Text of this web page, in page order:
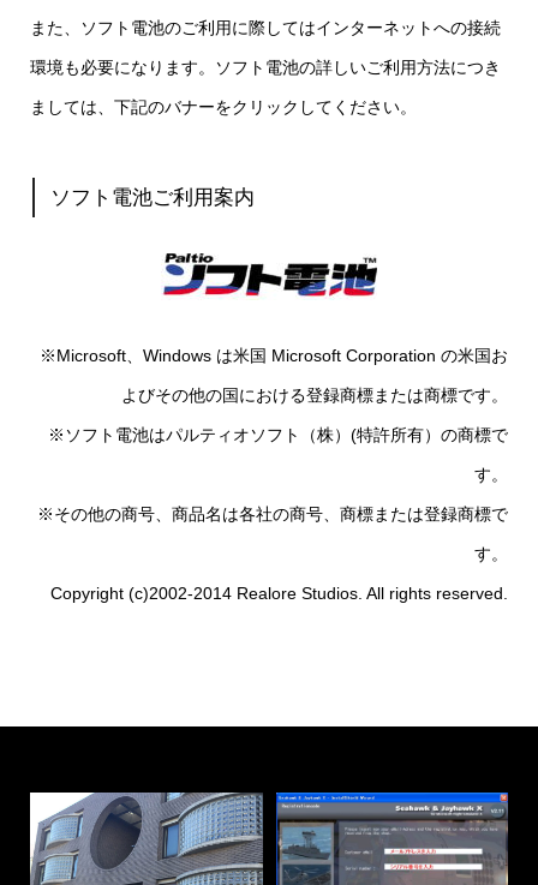
また、ソフト電池のご利用に際してはインターネットへの接続
環境も必要になります。ソフト電池の詳しいご利用方法につき
ましては、下記のバナーをクリックしてください。
ソフト電池ご利用案内
※Microsoft、Windows は米国 Microsoft Corporation の米国お
よびその他の国における登録商標または商標です。
※ソフト電池はパルティオソフト（株）(特許所有）の商標で
す。
※その他の商号、商品名は各社の商号、商標または登録商標で
す。
Copyright (c)2002-2014 Realore Studios. All rights reserved.